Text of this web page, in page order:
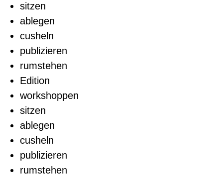
sitzen
ablegen
cusheln
publizieren
rumstehen
Edition
workshoppen
sitzen
ablegen
cusheln
publizieren
rumstehen